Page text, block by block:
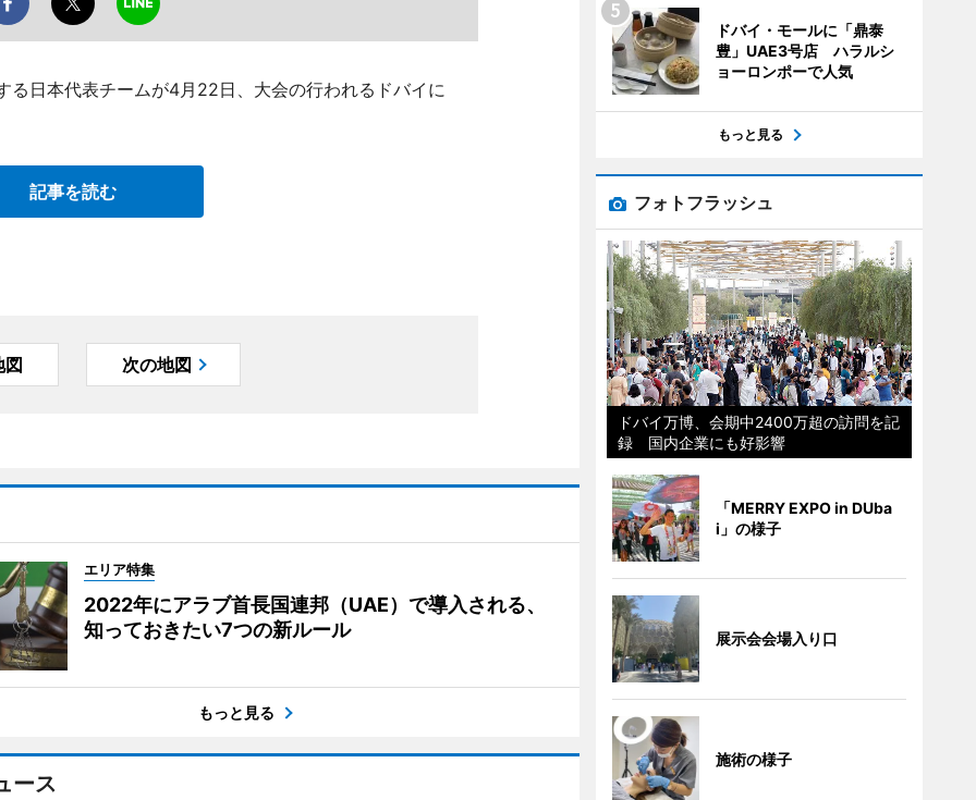
る日本代表チームが4月22日、大会の行われるドバイに
記事を読む
図 次の地図
エリア特集
2022年にアラブ首長国連邦（UAE）で導入される、
知っておきたい7つの新ルール
もっと見る
ース
ドバイ・モールに「鼎泰
豊」UAE3号店 ハラルシ
ョーロンポーで人気
もっと見る
フォトフラッシュ
ドバイ万博、会期中2400万超の訪問を記
録 国内企業にも好影響
「MERRY EXPO in DUba
i」の様子
展示会会場入り口
施術の様子